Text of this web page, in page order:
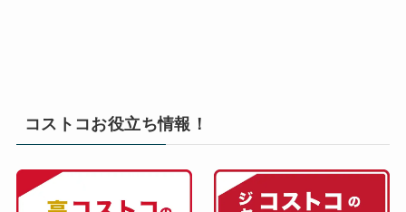
コストコお役立ち情報！